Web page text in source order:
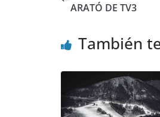
ARATÓ DE TV3
También